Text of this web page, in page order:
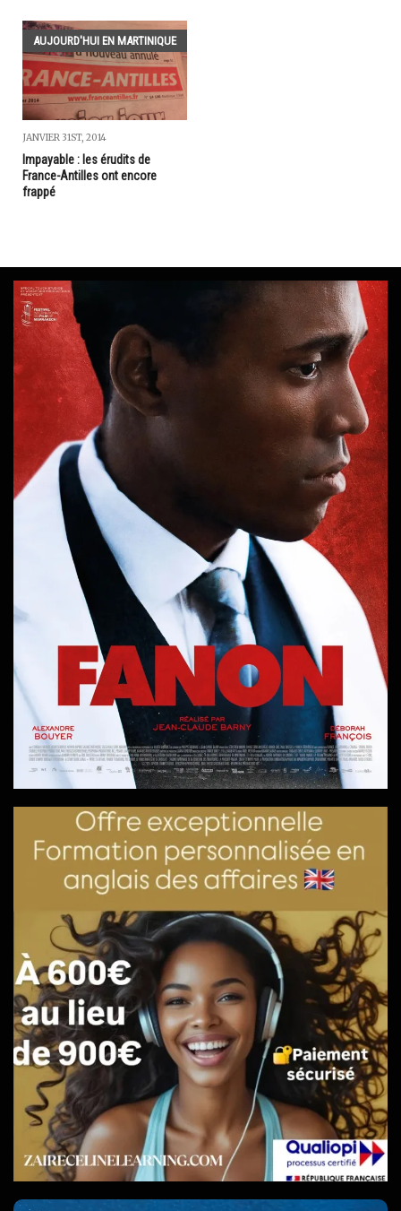
AUJOURD'HUI EN MARTINIQUE
JANVIER 31ST, 2014
Impayable : les érudits de
France-Antilles ont encore
frappé